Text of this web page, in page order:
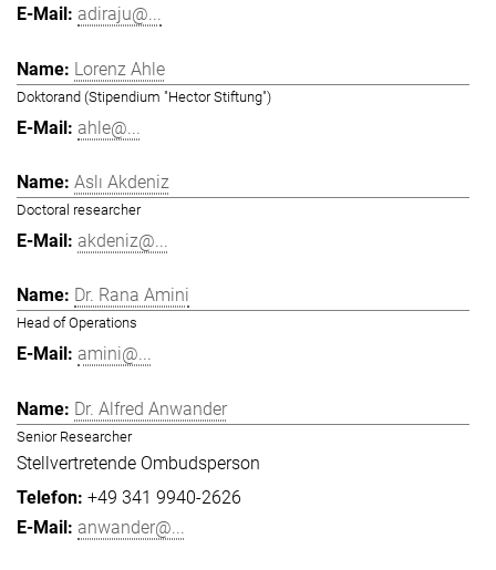
adiraju@...
Lorenz Ahle
Doktorand (Stipendium "Hector Stiftung")
ahle@...
Aslı Akdeniz
Doctoral researcher
akdeniz@...
Dr. Rana Amini
Head of Operations
amini@...
Dr. Alfred Anwander
Senior Researcher
Stellvertretende Ombudsperson
+49 341 9940-2626
anwander@...